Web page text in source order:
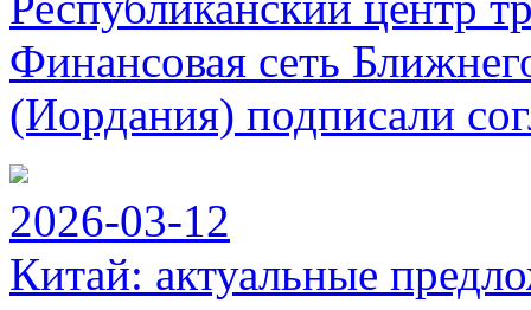
Финансовая сеть
(Иордания) подписали
2026-03-12
Китай: актуальные